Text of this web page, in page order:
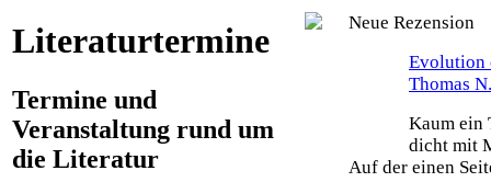
Literaturtermine
Termine und
Veranstaltung rund um
die Literatur
Neue Rezension
Evolution
Thomas
Kaum ein
dicht mit
Auf der einen